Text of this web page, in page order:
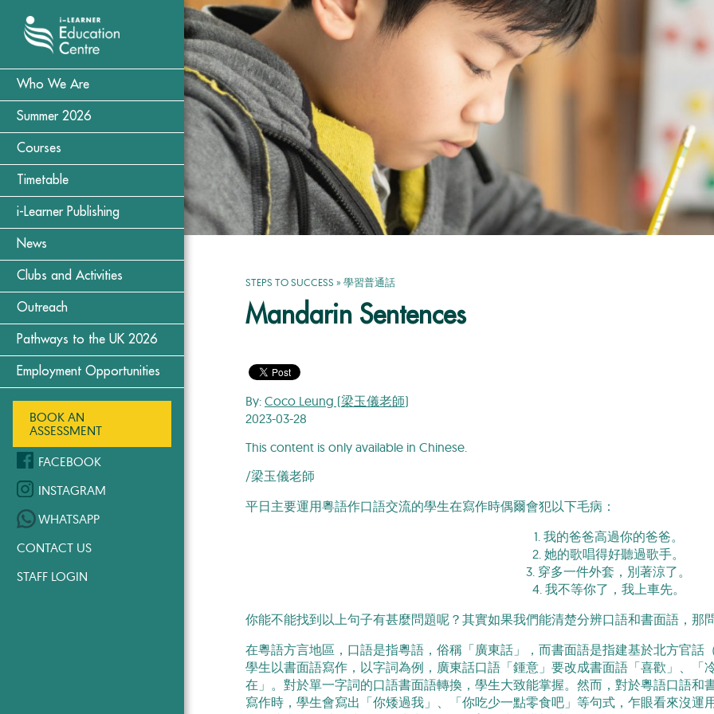
Who We Are
Summer 2026
Courses
Timetable
i-Learner Publishing
News
Clubs and Activities
Outreach
Pathways to the UK 2026
Employment Opportunities
BOOK AN
ASSESSMENT
FACEBOOK
INSTAGRAM
WHATSAPP
CONTACT US
STAFF LOGIN
STEPS TO SUCCESS » 學習普通話
Mandarin Sentences
By: Coco Leung (梁玉儀老師)
2023-03-28
This content is only available in Chinese.
/梁玉儀老師
平日主要運用粵語作口語交流的學生在寫作時偶爾會犯以下毛病：
1. 我的爸爸高過你的爸爸。
2. 她的歌唱得好聽過歌手。
3. 穿多一件外套，別著涼了。
4. 我不等你了，我上車先。
你能不能找到以上句子有甚麼問題呢？其實如果我們能清楚分辨口語和書面語，那
在粵語方言地區，口語是指粵語，俗稱「廣東話」，而書面語是指建基於北方官話
學生以書面語寫作，以字詞為例，廣東話口語「鍾意」要改成書面語「喜歡」、「
在」。對於單一字詞的口語書面語轉換，學生大致能掌握。然而，對於粵語口語和
寫作時，學生會寫出「你矮過我」、「你吃少一點零食吧」等句式，乍眼看來沒運